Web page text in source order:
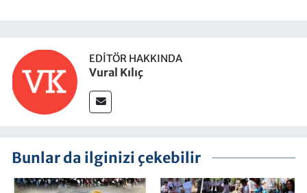
EDITÖR HAKKINDA
Vural Kılıç
Bunlar da ilginizi çekebilir